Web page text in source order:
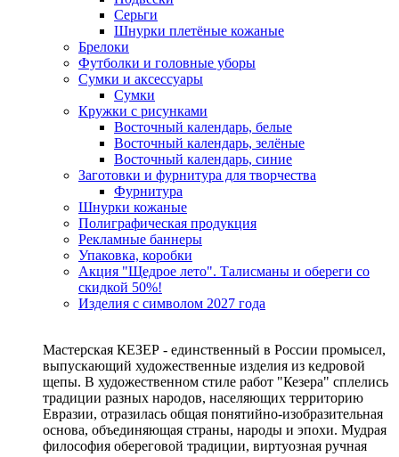
Серьги
Шнурки плетёные кожаные
Брелоки
Футболки и головные уборы
Сумки и аксессуары
Сумки
Кружки с рисунками
Восточный календарь, белые
Восточный календарь, зелёные
Восточный календарь, синие
Заготовки и фурнитура для творчества
Фурнитура
Шнурки кожаные
Полиграфическая продукция
Рекламные баннеры
Упаковка, коробки
Акция "Щедрое лето". Талисманы и обереги со
скидкой 50%!
Изделия с символом 2027 года
Мастерская КЕЗЕР - единственный в России промысел,
выпускающий художественные изделия из кедровой
щепы. В художественном стиле работ "Кезера" сплелись
традиции разных народов, населяющих территорию
Евразии, отразилась общая понятийно-изобразительная
основа, объединяющая страны, народы и эпохи. Мудрая
философия обереговой традиции, виртуозная ручная